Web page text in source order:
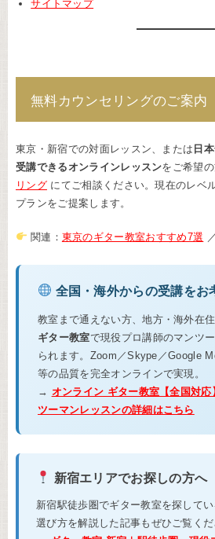
サイトマップ
無料カウンセリングのご案内
東京・新宿での対面レッスン、または 日
受講できるオンラインレッスンをご希望
リングにてご相談ください。現在のレベ
プランをご提案します。
関連： 東京のギター教室おすすめ7選
全国・海外からの受講をお
教室まで通えない方、地方・海外在住
ギター教室で現役プロ講師のマンツ
られます。Zoom／Skype／Google
等の品質を完全オンラインで実現。
→ オンライン ギター教室【全国対
ツーマンレッスンの詳細はこちら
新宿エリアでお探しの方へ
新宿駅徒歩圏でギター教室を探して
選び方を解説した記事もぜひご覧くだ